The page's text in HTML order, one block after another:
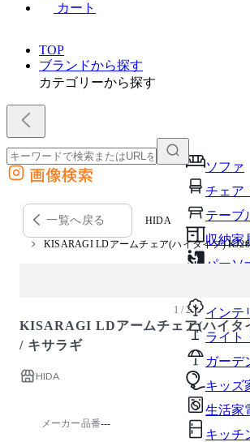
カート
TOP
ブランドから探す
カテゴリーから探す
ソファ
チェア
テーブ
収納家
パーソ
オフ
インテ
ライト
ガーデ
キッズ
生活家
キッチ
外部サイトの商品をカートに追加
他のサイトで見つけた商品ページのURLを貼り付けて、カートに追加
画像検索
一覧へ戻る HIDA
KISARAGI LDアームチェア(ハイタイプ)
1 / 2
KISARAGI LDアームチェア(ハイタ
/ キサラギ
HIDA
メーカー品番---